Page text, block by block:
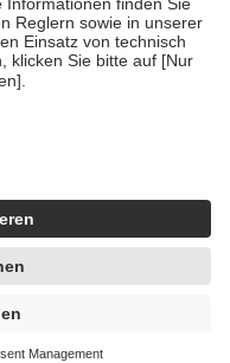
um echte Bewertungen
4419944605341
Zuhilfenahme künstlicher